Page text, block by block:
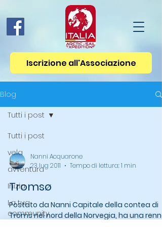
Iscrizione all'Associazione
Blog
Tutti i post
vela
avventura
Inizia
La tua
community
Tutti i post
Nanni Acquarone
23 lug 2011
Tempo di lettura: 1 min
Tromsø
Postato da Nanni Capitale della contea di
Troms nel nord della Norvegia, ha una renna